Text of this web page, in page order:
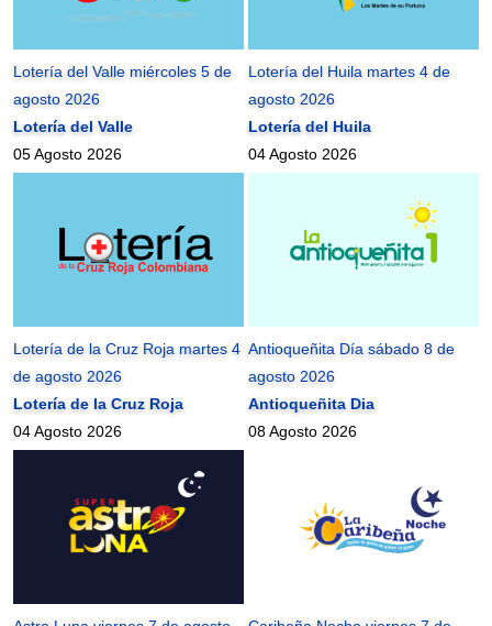
Lotería del Valle miércoles 5 de
agosto 2026
Lotería del Valle
05 Agosto 2026
Lotería del Huila martes 4 de
agosto 2026
Lotería del Huila
04 Agosto 2026
Lotería de la Cruz Roja martes 4
de agosto 2026
Lotería de la Cruz Roja
04 Agosto 2026
Antioqueñita Día sábado 8 de
agosto 2026
Antioqueñita Dia
08 Agosto 2026